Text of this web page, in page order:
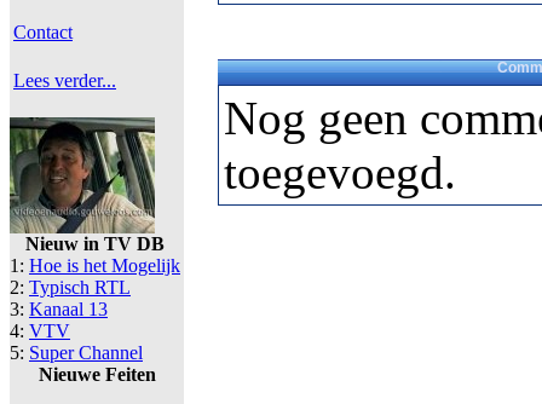
Contact
Lees verder...
Nieuw in TV DB
1: Hoe is het Mogelijk
2: Typisch RTL
3: Kanaal 13
4: VTV
5: Super Channel
Nieuwe Feiten
Nog geen
toegevoegd.